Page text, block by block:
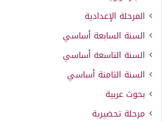
المرحلة الإعدادية
السنة السابعة أساسي
السنة التاسعة أساسي
السنة الثامنة أساسي
بحوث عربية
مرحلة تحضيرية